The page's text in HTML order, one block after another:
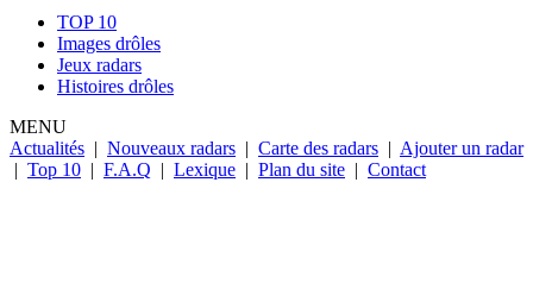
TOP 10
Images drôles
Jeux radars
Histoires drôles
MENU
Actualités | Nouveaux radars | Carte des radars | Ajouter un radar
| Top 10 | F.A.Q | Lexique | Plan du site | Contact